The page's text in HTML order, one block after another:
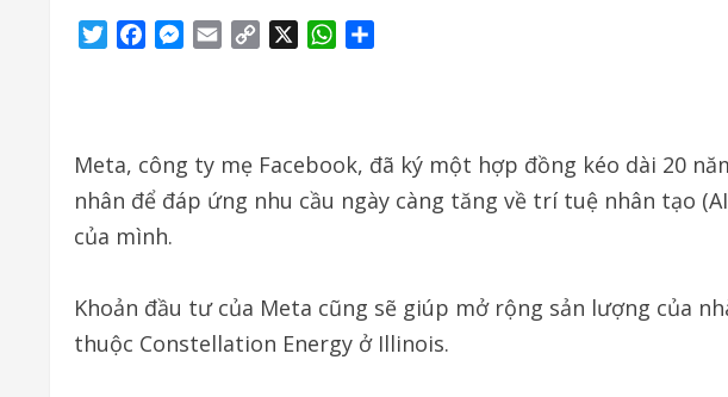
TwitterFacebookMessenger
Email
Copy
WhatsApp
Meta, công ty mẹ Facebook, đã ký một hợp đồng kéo dài 20
nhân để đáp ứng nhu cầu ngày càng tăng về trí tuệ nhân tạo
của mình.
Khoản đầu tư của Meta cũng sẽ giúp mở rộng sản lượng của
thuộc Constellation Energy ở Illinois.